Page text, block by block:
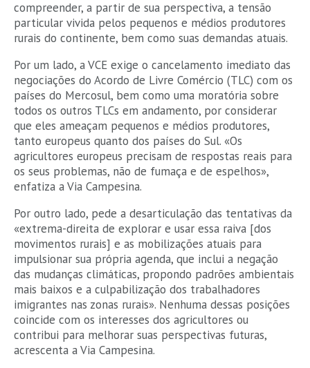
compreender, a partir de sua perspectiva, a tensão
particular vivida pelos pequenos e médios produtores
rurais do continente, bem como suas demandas atuais.
Por um lado, a VCE exige o cancelamento imediato das
negociações do Acordo de Livre Comércio (TLC) com os
países do Mercosul, bem como uma moratória sobre
todos os outros TLCs em andamento, por considerar
que eles ameaçam pequenos e médios produtores,
tanto europeus quanto dos países do Sul. «Os
agricultores europeus precisam de respostas reais para
os seus problemas, não de fumaça e de espelhos»,
enfatiza a Via Campesina.
Por outro lado, pede a desarticulação das tentativas da
«extrema-direita de explorar e usar essa raiva [dos
movimentos rurais] e as mobilizações atuais para
impulsionar sua própria agenda, que inclui a negação
das mudanças climáticas, propondo padrões ambientais
mais baixos e a culpabilização dos trabalhadores
imigrantes nas zonas rurais». Nenhuma dessas posições
coincide com os interesses dos agricultores ou
contribui para melhorar suas perspectivas futuras,
acrescenta a Via Campesina.